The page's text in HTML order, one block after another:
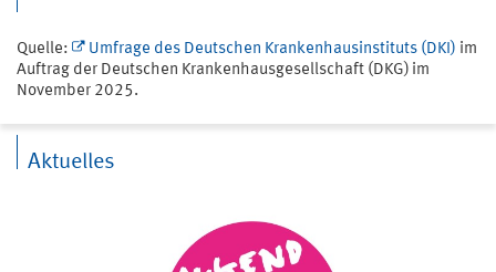
Quelle: Umfrage des Deutschen Krankenhausinstituts (DKI) im
Auftrag der Deutschen Krankenhausgesellschaft (DKG) im
November 2025.
Aktuelles